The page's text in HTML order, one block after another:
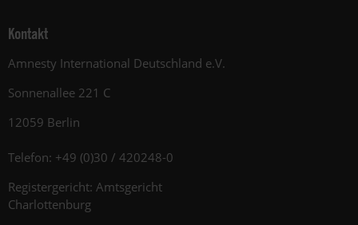
Kontakt
Amnesty International Deutschland e.V.
Sonnenallee 221 C
12059 Berlin
Telefon: +49 (0)30 / 420248-0
Registergericht: Amtsgericht
Charlottenburg